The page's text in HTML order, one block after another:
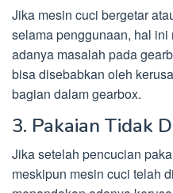
Jika mesin cuci bergetar
selama penggunaan, hal
adanya masalah pada
bisa disebabkan oleh
bagian dalam gearbox.
3. Pakaian Tidak
Jika setelah pencucian
meskipun mesin cuci telah